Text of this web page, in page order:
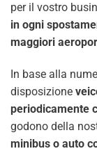
per il vostro
in ogni
maggiori
In base alla
disposizione
periodicamente
godono della
minibus o auto